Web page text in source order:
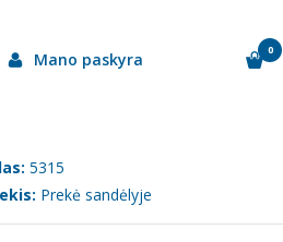
Mano paskyra 0
5315
Prekė sandėlyje